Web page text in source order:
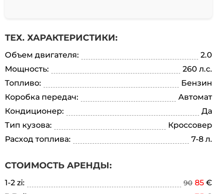
ТЕХ. ХАРАКТЕРИСТИКИ:
Объем двигателя:
2.0
Мощность:
260 л.с.
Топливо:
Бензин
Коробка передач:
Автомат
Кондиционер:
Да
Тип кузова:
Кроссовер
Расход топлива:
7-8 л.
СТОИМОСТЬ АРЕНДЫ:
1-2 zi: 90 85 €